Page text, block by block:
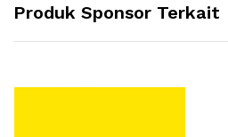
Produk Sponsor Terkait